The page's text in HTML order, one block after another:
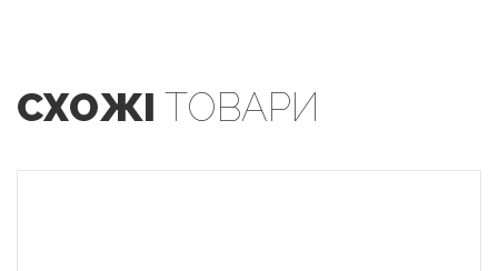
СХОЖІ ТОВАРИ